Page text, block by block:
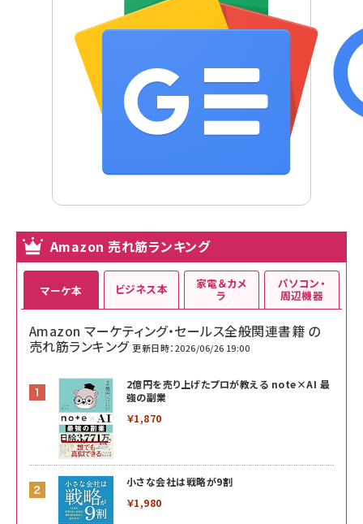
Amazon 売れ筋ランキング
マーケ本
Amazon マーケティング・セールス全般関連書籍 の
売れ筋ランキング 更新日時：2026/06/26 19:00
2億円を売り上げたプロが教える note×AI 最
強の副業
￥1,870
小さな会社は戦略が9割
￥1,980
ビジネス本 家電＆カメ
ラ
パソコン・
周辺機器